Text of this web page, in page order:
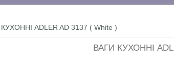
ADLER AD 3137 ( White )
ВАГИ КУХОННІ